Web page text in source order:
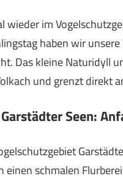
wieder im
haben wir
Das kleine Naturidyll
und grenzt direkt
Seen:
einen schmalen